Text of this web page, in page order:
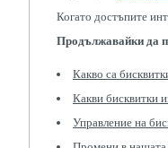
Когато достъпите
Продължавайки да
Какво са
Какви бисквитки
Управление на